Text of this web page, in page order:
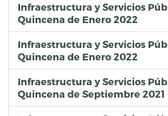
Infraestructura y Servicios
Quincena de Enero 2022
Infraestructura y Servicios
Quincena de Enero 2022
Infraestructura y Servicios
Quincena de Septiembre 2021